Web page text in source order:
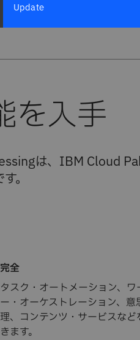
は、IBM Cloud
。
完全
タスク・オートメーション、ワ
ー・オーケストレーション、意
理、コンテンツ・サービスなど
きます。
Update